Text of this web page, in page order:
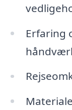
Erfaring